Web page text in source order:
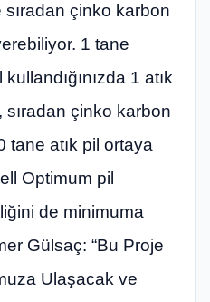
çinko karbon
1 tane
1 atık
sıradan çinko karbon
tane atık pil ortaya
Optimum pil
de minimuma
Gülsaç: “Bu Proje
Ulaşacak ve